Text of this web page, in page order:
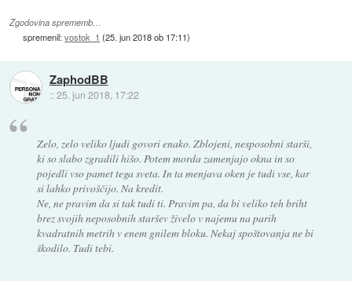
Zgodovina sprememb…
spremenil:vostok_1 (25. jun 2018 ob 17:11)
ZaphodBB
::25. jun 2018, 17:22
Zelo, zelo veliko ljudi govori enako. Zblojeni, nesposobni starši,
ki so slabo zgradili hišo. Potem morda zamenjajo okna in so
pojedli vso pamet tega sveta. In ta menjava oken je tudi vse, kar
si lahko privoščijo. Na kredit.
Ne, ne pravim da si tak tudi ti. Pravim pa, da bi veliko teh briht
brez svojih neposobnih staršev živelo v najemu na parih
kvadratnih metrih v enem gnilem bloku. Nekaj spoštovanja ne bi
škodilo. Tudi tebi.